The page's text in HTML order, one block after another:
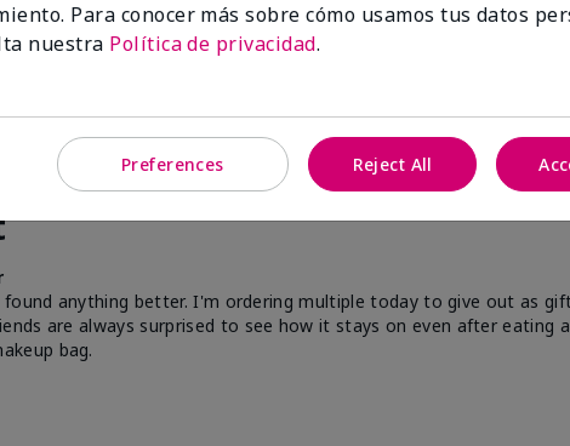
anything better. I'm ordering multiple today to give out as
are always surprised to see how it stays on even after eating
bag.
Para conocer más sobre cómo usamos tus datos
nuestra Política de privacidad.
Preferences Reject All